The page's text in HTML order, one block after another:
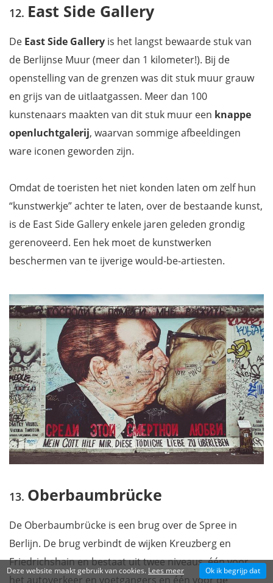
East Side Gallery
De East Side Gallery is het langst bewaarde stuk van
de Berlijnse Muur (meer dan 1 kilometer!). Bij de
openstelling van de grenzen was dit stuk muur grauw
en grijs van de uitlaatgassen. Meer dan 100
kunstenaars maakten van dit stuk muur een knappe
openluchtgalerij, waarvan sommige afbeeldingen
ware iconen geworden zijn.
Omdat de toeristen het niet konden laten om zelf hun
“kunstwerkje” achter te laten, over de bestaande kunst,
is de East Side Gallery enkele jaren geleden grondig
gerenoveerd. Een hek moet de kunstwerken
beschermen van te ijverige would-be-artiesten.
Oberbaumbrücke
De Oberbaumbrücke is een brug over de Spree in
Berlijn. De brug verbindt de wijken Kreuzberg en
Friedrichshain en bestaat uit twee niveaus, één voor
het autoverkeer en voetgangers en één voor de
Deze website maakt gebruik van cookies. Lees meer Ok ik begrijp dat